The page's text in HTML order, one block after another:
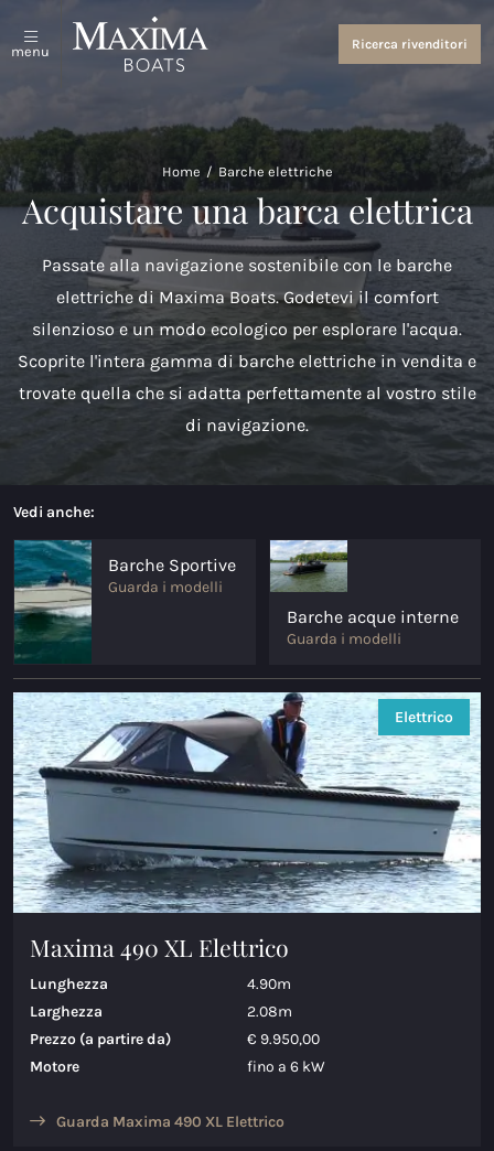
menu
Sloop e tender
Barche Sportive
Maxima 640
Maxima 680 sport lounge
Maxima 700 sport
Maxima 800 sport
Maxima 37 cabin
Tutti Barche Sportive modelli
Barche acque interne
Maxima 490
Maxima 550
Maxima 600
Maxima 620 Retro MC
Maxima 730
Maxima 730I
Maxima 820 retro
Chi siamo
Eventi e notizie
Ricerca rivenditori
Home / Barche elettriche
Acquistare una barca elettrica
Passate alla navigazione sostenibile con le barche
elettriche di Maxima Boats. Godetevi il comfort
silenzioso e un modo ecologico per esplorare l'acqua.
Scoprite l'intera gamma di barche elettriche in vendita e
trovate quella che si adatta perfettamente al vostro stile
di navigazione.
Vedi anche:
Barche Sportive
Guarda i modelli
Barche acque interne
Guarda i modelli
Maxima 490 XL Elettrico
Lunghezza
4.90m
Larghezza
2.08m
Prezzo (a partire da)
€ 9.950,00
Motore
fino a 6 kW
Guarda Maxima 490 XL Elettrico
Elettrico